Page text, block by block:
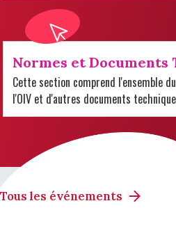
Normes et Documents
Cette section comprend l'ensemble
l'OIV et d'autres documents
Tous les événements